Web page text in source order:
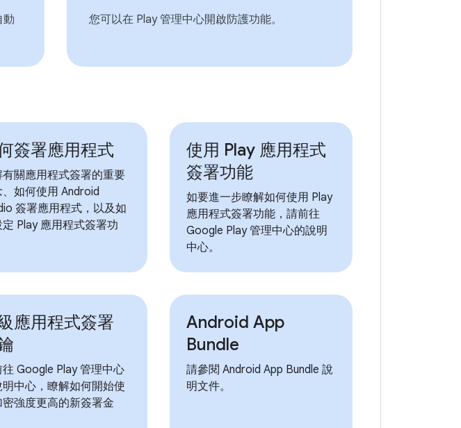
動
您可以在 Play 管理中心開啟防護功能。
簽署應用程式
有關應用程式簽署的重要
如何使用 Android
簽署應用程式，以及如
Play 應用程式簽署功
使用 Play 應用程式
簽署功能
如要進一步瞭解如何使用 Play
應用程式簽署功能，請前往
Google Play 管理中心的說明
中心。
應用程式簽署
往 Google Play 管理中心
明中心，瞭解如何開始使
密強度更高的新簽署金
Android App
Bundle
請參閱 Android App Bundle 說
明文件。